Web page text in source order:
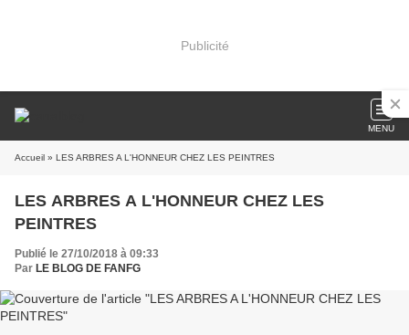
Publicité
MENU
Accueil » LES ARBRES A L'HONNEUR CHEZ LES PEINTRES
LES ARBRES A L'HONNEUR CHEZ LES
PEINTRES
Publié le 27/10/2018 à 09:33
Par LE BLOG DE FANFG